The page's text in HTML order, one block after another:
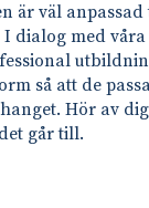
är väl
dialog med
så att de
Hör av
går till.